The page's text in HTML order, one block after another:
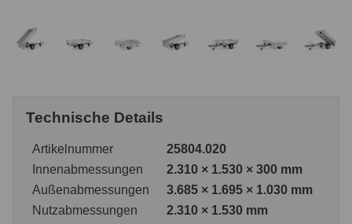
Technische Details
Artikelnummer
25804.020
Innenabmessungen
2.310 × 1.530 × 300 mm
Außenabmessungen
3.685 × 1.695 × 1.030 mm
Nutzabmessungen
2.310 × 1.530 mm